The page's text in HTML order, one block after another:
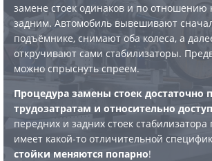
замене стоек одинаков и по отношению
задним. Автомобиль вывешивают
подъёмнике, снимают оба колеса, а
откручивают сами стабилизаторы.
можно спрыснуть спреем.
Процедура замены стоек достаточно
трудозатратам и относительно
передних и задних стоек стабилизатора
имеет какой-то отличительной
стойки меняются попарно!